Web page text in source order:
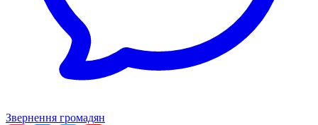
Звернення громадян